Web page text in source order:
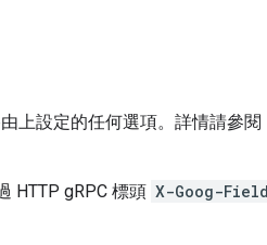
上設定的任何選項。詳情請參閱
HTTP gRPC 標頭 X-Goog-